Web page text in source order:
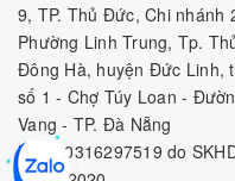
9, TP. Thủ Đức, Chi nhánh
Phường Linh Trung, Tp.
Đông Hà, huyện Đức Linh,
số 1 - Chợ Túy Loan -
Vang - TP. Đà Nẵng
MST:
0316297519 do